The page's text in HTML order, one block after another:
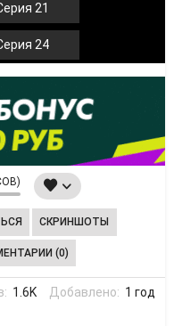
21
24
СКРИНШОТЫ
(0)
1.6K Добавлено: 1 год